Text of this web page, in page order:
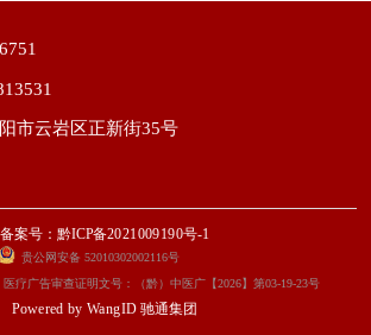
市云岩区正新街35号
备案号：黔ICP备2021009190号-1
贵公网安备 52010302002116号
医疗广告审查证明文号：（黔）中医广【2026】第03-19-23号
Powered by WangID 驰通集团